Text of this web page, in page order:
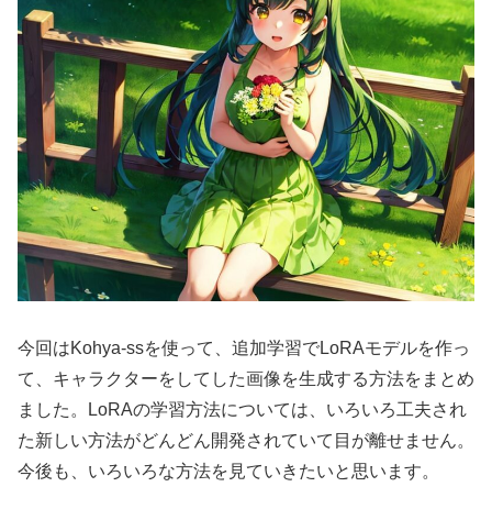
今回はKohya-ssを使って、追加学習でLoRAモデルを作っ
て、キャラクターをしてした画像を生成する方法をまとめ
ました。LoRAの学習方法については、いろいろ工夫され
た新しい方法がどんどん開発されていて目が離せません。
今後も、いろいろな方法を見ていきたいと思います。